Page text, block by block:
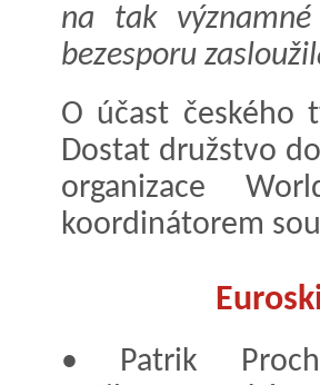
na tak
bezesporu
O účast českého
Dostat družstvo
organizace
koordinátorem
• Patrik